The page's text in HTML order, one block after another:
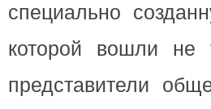
специально
которой вошли не
представители